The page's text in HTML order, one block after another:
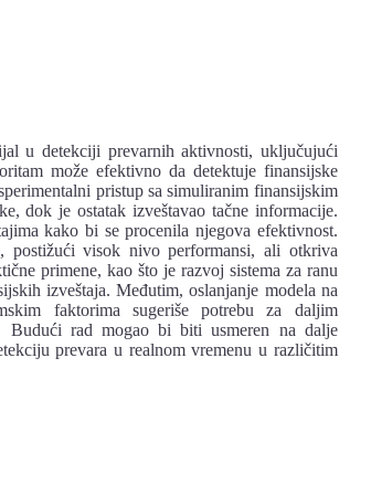
u detekciji prevarnih aktivnosti, uključujući
može efektivno da detektuje finansijske
pristup sa simuliranim finansijskim
dok je ostatak izveštavao tačne informacije.
kako bi se procenila njegova efektivnost.
postižući visok nivo performansi, ali otkriva
primene, kao što je razvoj sistema za ranu
izveštaja. Međutim, oslanjanje modela na
faktorima sugeriše potrebu za daljim
Budući rad mogao bi biti usmeren na dalje
prevara u realnom vremenu u različitim